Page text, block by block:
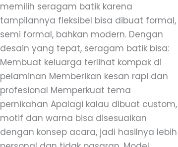
memilih seragam batik karena
tampilannya fleksibel bisa dibuat formal,
semi formal, bahkan modern. Dengan
desain yang tepat, seragam batik bisa:
Membuat keluarga terlihat kompak di
pelaminan Memberikan kesan rapi dan
profesional Memperkuat tema
pernikahan Apalagi kalau dibuat custom,
motif dan warna bisa disesuaikan
dengan konsep acara, jadi hasilnya lebih